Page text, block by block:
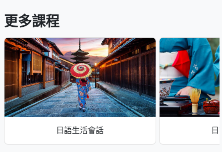
更多課程
日語生活會話